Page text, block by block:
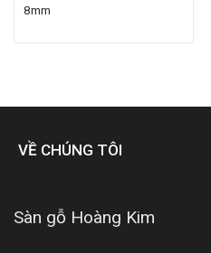
8mm
VỀ CHÚNG TÔI
Sàn gỗ Hoàng Kim